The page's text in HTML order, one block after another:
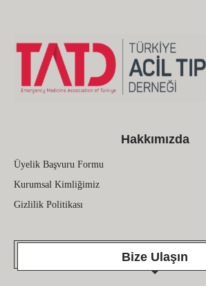
Hakkımızda
Üyelik Başvuru Formu
Kurumsal Kimliğimiz
Gizlilik Politikası
Bize Ulaşın